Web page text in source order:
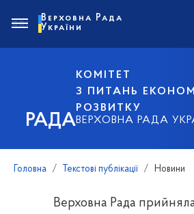
РАДА
КОМІТЕТ
З ПИТАНЬ
РОЗВИТКУ
ВЕРХОВНА РАДА
Верховна Рада
України
Головна Текстові публікації Новини
Верховна Рада